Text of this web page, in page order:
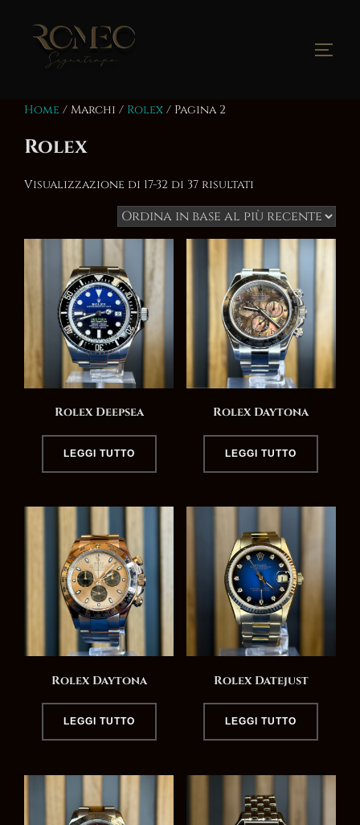
contenuto
Home / Marchi / Rolex / Pagina 2
Rolex
Visualizzazione di 17-32 di 37 risultati
in
base
al
recente
Rolex Deepsea
LEGGI TUTTO
Rolex Daytona
LEGGI TUTTO
Rolex Daytona
LEGGI TUTTO
Rolex Datejust
LEGGI TUTTO